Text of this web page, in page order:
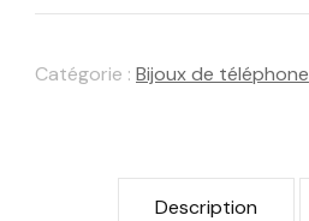
télèphone
perle
naturelle
Catégorie : Bijoux de téléphone
Description